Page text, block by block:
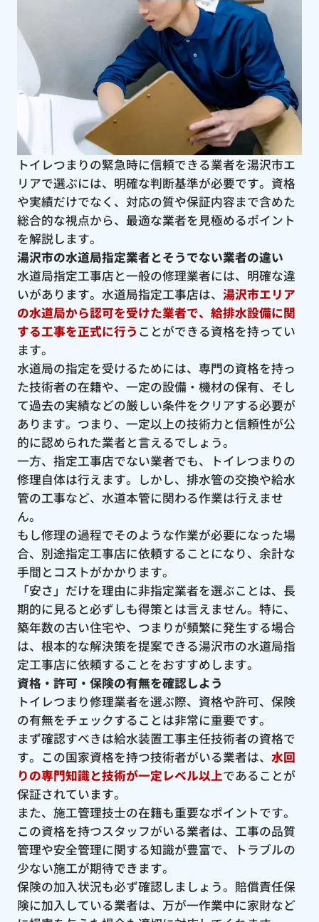
トイレつまりの緊急時に信頼できる業者を湯沢市エ
リアで選ぶには、明確な判断基準が必要です。資格
や実績だけでなく、対応の質や保証内容まで含めた
総合的な視点から、最適な業者を見極めるポイント
を解説します。
湯沢市の水道局指定業者とそうでない業者の違い
水道局指定工事店と一般の修理業者には、明確な違
いがあります。水道局指定工事店は、 湯沢市エリア
の水道局から認可を受けた業者で、給排水設備に関
する工事を正式に行う ことができる資格を持ってい
ます。
水道局の指定を受けるためには、専門の資格を持っ
た技術者の在籍や、一定の設備・機材の保有、そし
て過去の実績などの厳しい条件をクリアする必要が
あります。つまり、一定以上の技術力と信頼性が公
的に認められた業者と言えるでしょう。
一方、指定工事店でない業者でも、トイレつまりの
修理自体は行えます。しかし、排水管の交換や給水
管の工事など、水道本管に関わる作業は行えませ
ん。
もし修理の過程でそのような作業が必要になった場
合、別途指定工事店に依頼することになり、余計な
手間とコストがかかります。
「安さ」だけを理由に非指定業者を選ぶことは、長
期的に見ると必ずしも得策とは言えません。特に、
築年数の古い住宅や、つまりが頻繁に発生する場合
は、根本的な解決策を提案できる湯沢市の水道局指
定工事店に依頼することをおすすめします。
資格・許可・保険の有無を確認しよう
トイレつまり修理業者を選ぶ際、資格や許可、保険
の有無をチェックすることは非常に重要です。
まず確認すべきは給水装置工事主任技術者の資格で
す。この国家資格を持つ技術者がいる業者は、 水回
りの専門知識と技術が一定レベル以上であることが
保証されています。
また、施工管理技士の在籍も重要なポイントです。
この資格を持つスタッフがいる業者は、工事の品質
管理や安全管理に関する知識が豊富で、トラブルの
少ない施工が期待できます。
保険の加入状況も必ず確認しましょう。賠償責任保
険に加入している業者は、万が一作業中に家財など